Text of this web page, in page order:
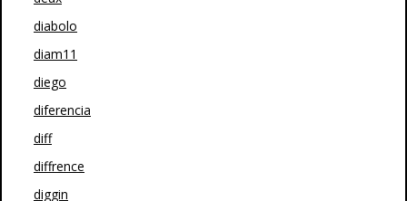
diabolo
diam11
diego
diferencia
diff
diffrence
diggin